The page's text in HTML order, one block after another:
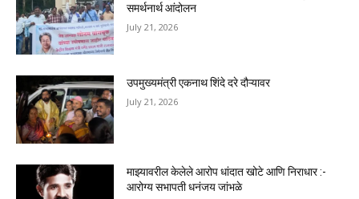
समर्थनार्थ आंदोलन
July 21, 2026
उपमुख्यमंत्री एकनाथ शिंदे दरे दौऱ्यावर
July 21, 2026
माझ्यावरील केलेले आरोप धांदात खोटे आणि निराधार :-
आरोग्य सभापती धनंजय जांभळे